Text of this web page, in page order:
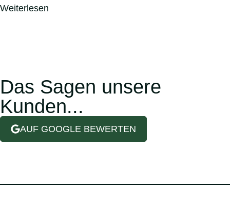
Weiterlesen
Das Sagen unsere
Kunden...
AUF GOOGLE BEWERTEN